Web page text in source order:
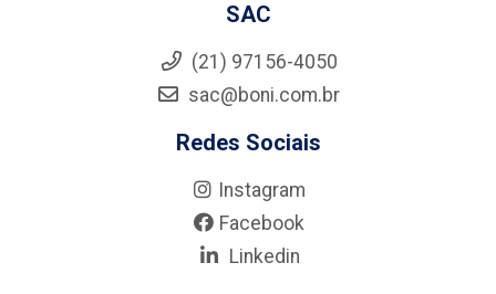
SAC
(21) 97156-4050
sac@boni.com.br
Redes Sociais
Instagram
Facebook
Linkedin